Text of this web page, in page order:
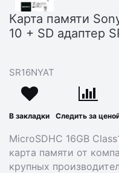
Карта памяти
10 + SD адаптер
SR16NYAT
В закладки Следить за
MicroSDHC 16GB
карта памяти от
крупных